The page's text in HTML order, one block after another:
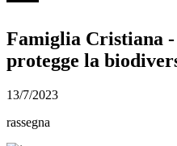
Famiglia Cristiana
protegge la
13/7/2023
rassegna